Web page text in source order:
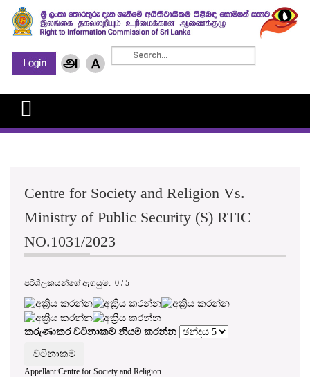
Centre for Society and Religion Vs.
Ministry of Public Security (S) RTIC
NO.1031/2023
පරිශීලකයන්ගේ ඇගයුම: 0 /5
කරුණාකර වටිනාකම නියම කරන්න
Appellant:Centre for Society and Religion